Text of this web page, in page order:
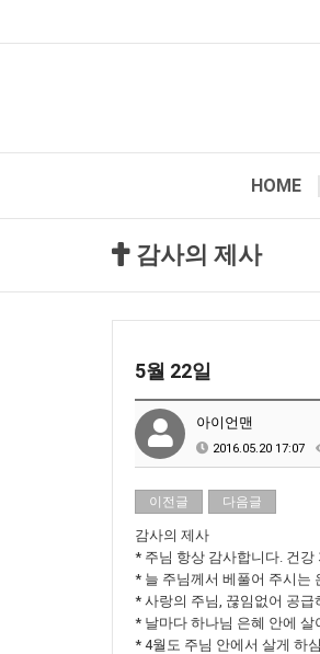
HOME
감사의 제사
5월 22일
아이언맨
2016.05.20 17:07
이전글 다음글
감사의 제사
* 주님 항상 감사합니다. 건
* 늘 주님께서 베풀어 주시는
* 사랑의 주님, 끊임없어 공
* 날마다 하나님 은혜 안에
* 4월도 주님 안에서 살게 하